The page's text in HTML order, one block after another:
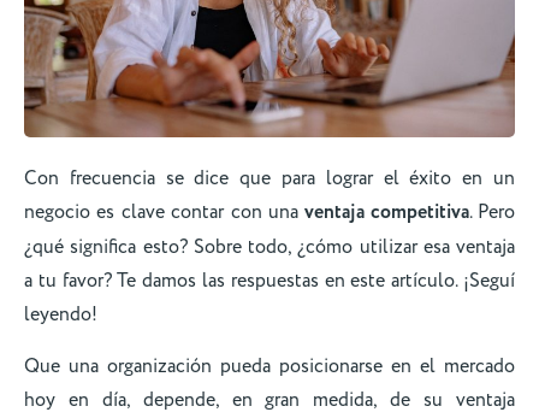
Con frecuencia se dice que para lograr el éxito en un
negocio es clave contar con unaventaja competitiva. Pero
¿qué significa esto? Sobre todo, ¿cómo utilizar esa ventaja
a tu favor? Te damos las respuestas en este artículo. ¡Seguí
leyendo!
Que una organización pueda posicionarse en el mercado
hoy en día, depende, en gran medida, de su ventaja